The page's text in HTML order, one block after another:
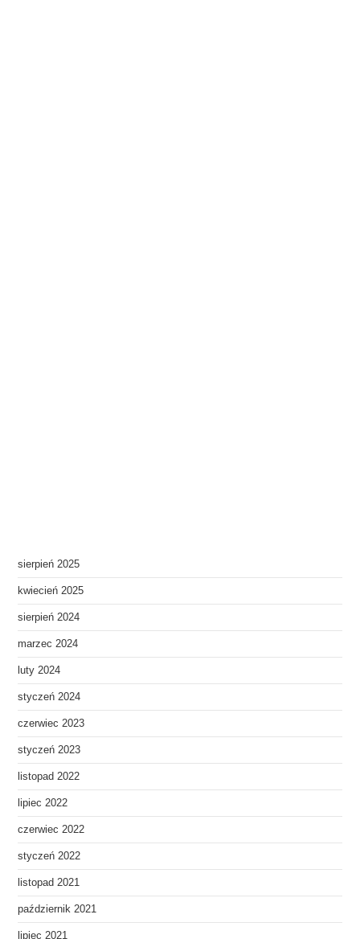
sierpień 2025
kwiecień 2025
sierpień 2024
marzec 2024
luty 2024
styczeń 2024
czerwiec 2023
styczeń 2023
listopad 2022
lipiec 2022
czerwiec 2022
styczeń 2022
listopad 2021
październik 2021
lipiec 2021